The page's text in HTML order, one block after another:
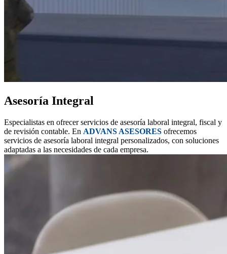
Asesoría Integral
Especialistas en ofrecer servicios de asesoría laboral integral, fiscal y
de revisión contable. En ADVANS ASESORES ofrecemos
servicios de asesoría laboral integral personalizados, con soluciones
adaptadas a las necesidades de cada empresa.